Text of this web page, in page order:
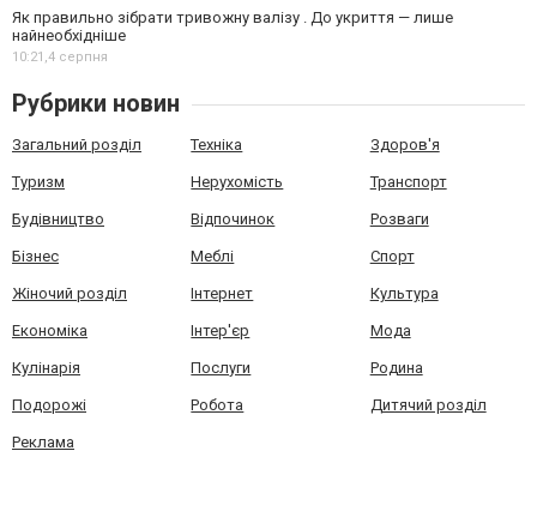
Як правильно зібрати тривожну валізу . До укриття — лише
найнеобхідніше
10:21,4 серпня
Рубрики новин
Загальний розділ Техніка Здоров'я
Туризм Нерухомість Транспорт
Будівництво Відпочинок Розваги
Бізнес Меблі Спорт
Жіночий розділ Інтернет Культура
Економіка Інтер'єр Мода
Кулінарія Послуги Родина
Подорожі Робота Дитячий розділ
Реклама